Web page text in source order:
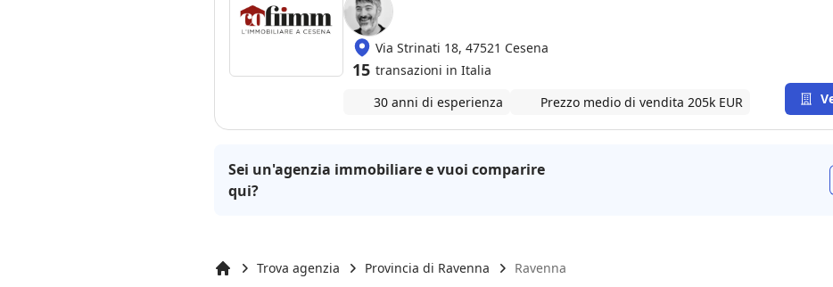
Via Strinati 18, 47521 Cesena
15 transazioni in Italia
30 anni di esperienza
Prezzo medio di vendita 205k EUR
Sei un'agenzia immobiliare e vuoi comparire
qui?
Trova agenzia Provincia di Ravenna Ravenna